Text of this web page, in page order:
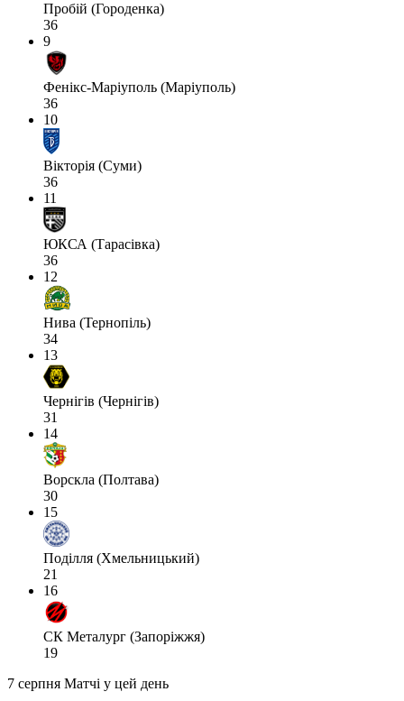
Пробій (Городенка)
36
9
Фенікс-Маріуполь (Маріуполь)
36
10
Вікторія (Суми)
36
11
ЮКСА (Тарасівка)
36
12
Нива (Тернопіль)
34
13
Чернігів (Чернігів)
31
14
Ворскла (Полтава)
30
15
Поділля (Хмельницький)
21
16
СК Металург (Запоріжжя)
19
7 серпня Матчі у цей день